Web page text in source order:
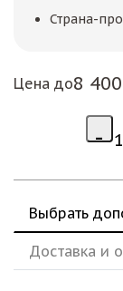
Страна-
Цена до8
Выбрать
Доставка и